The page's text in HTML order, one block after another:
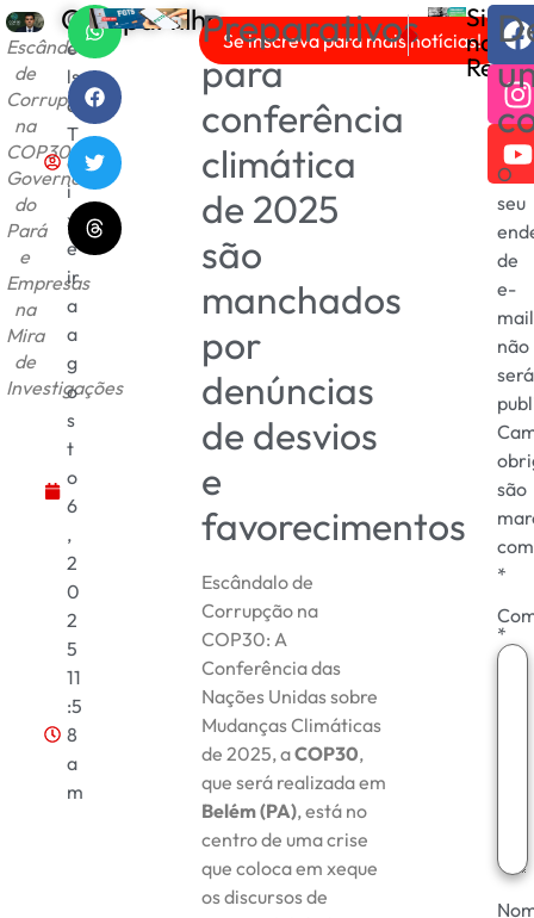
Escândalo
de
Corrupção
na
COP30:
Governo
do
Pará
e
Empresas
na
Mira
de
Investigações
C
e
ls
o
T
e
i
x
e
ir
a
a
g
o
s
t
o
6
,
2
0
2
5
11
:5
8
a
m
Compartilhe
Se inscreva para mais notícias!
Preparativos
para
conferência
climática
de 2025
são
manchados
por
denúncias
de desvios
e
favorecimentos
Escândalo de
Corrupção na
COP30: A
Conferência das
Nações Unidas sobre
Mudanças Climáticas
de 2025, aCOP30,
que será realizada em
Belém (PA), está no
centro de uma crise
que coloca em xeque
os discursos de
ANTERIOR
PGR Defende
PRÓXIMO
Deliciosa Receita de
nas
Redes
O
seu
de
e-
mail
não
será
são
com
*
*